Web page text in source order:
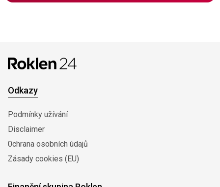
Odkazy
Podmínky užívání
Disclaimer
0chrana osobních údajů
Zásady cookies (EU)